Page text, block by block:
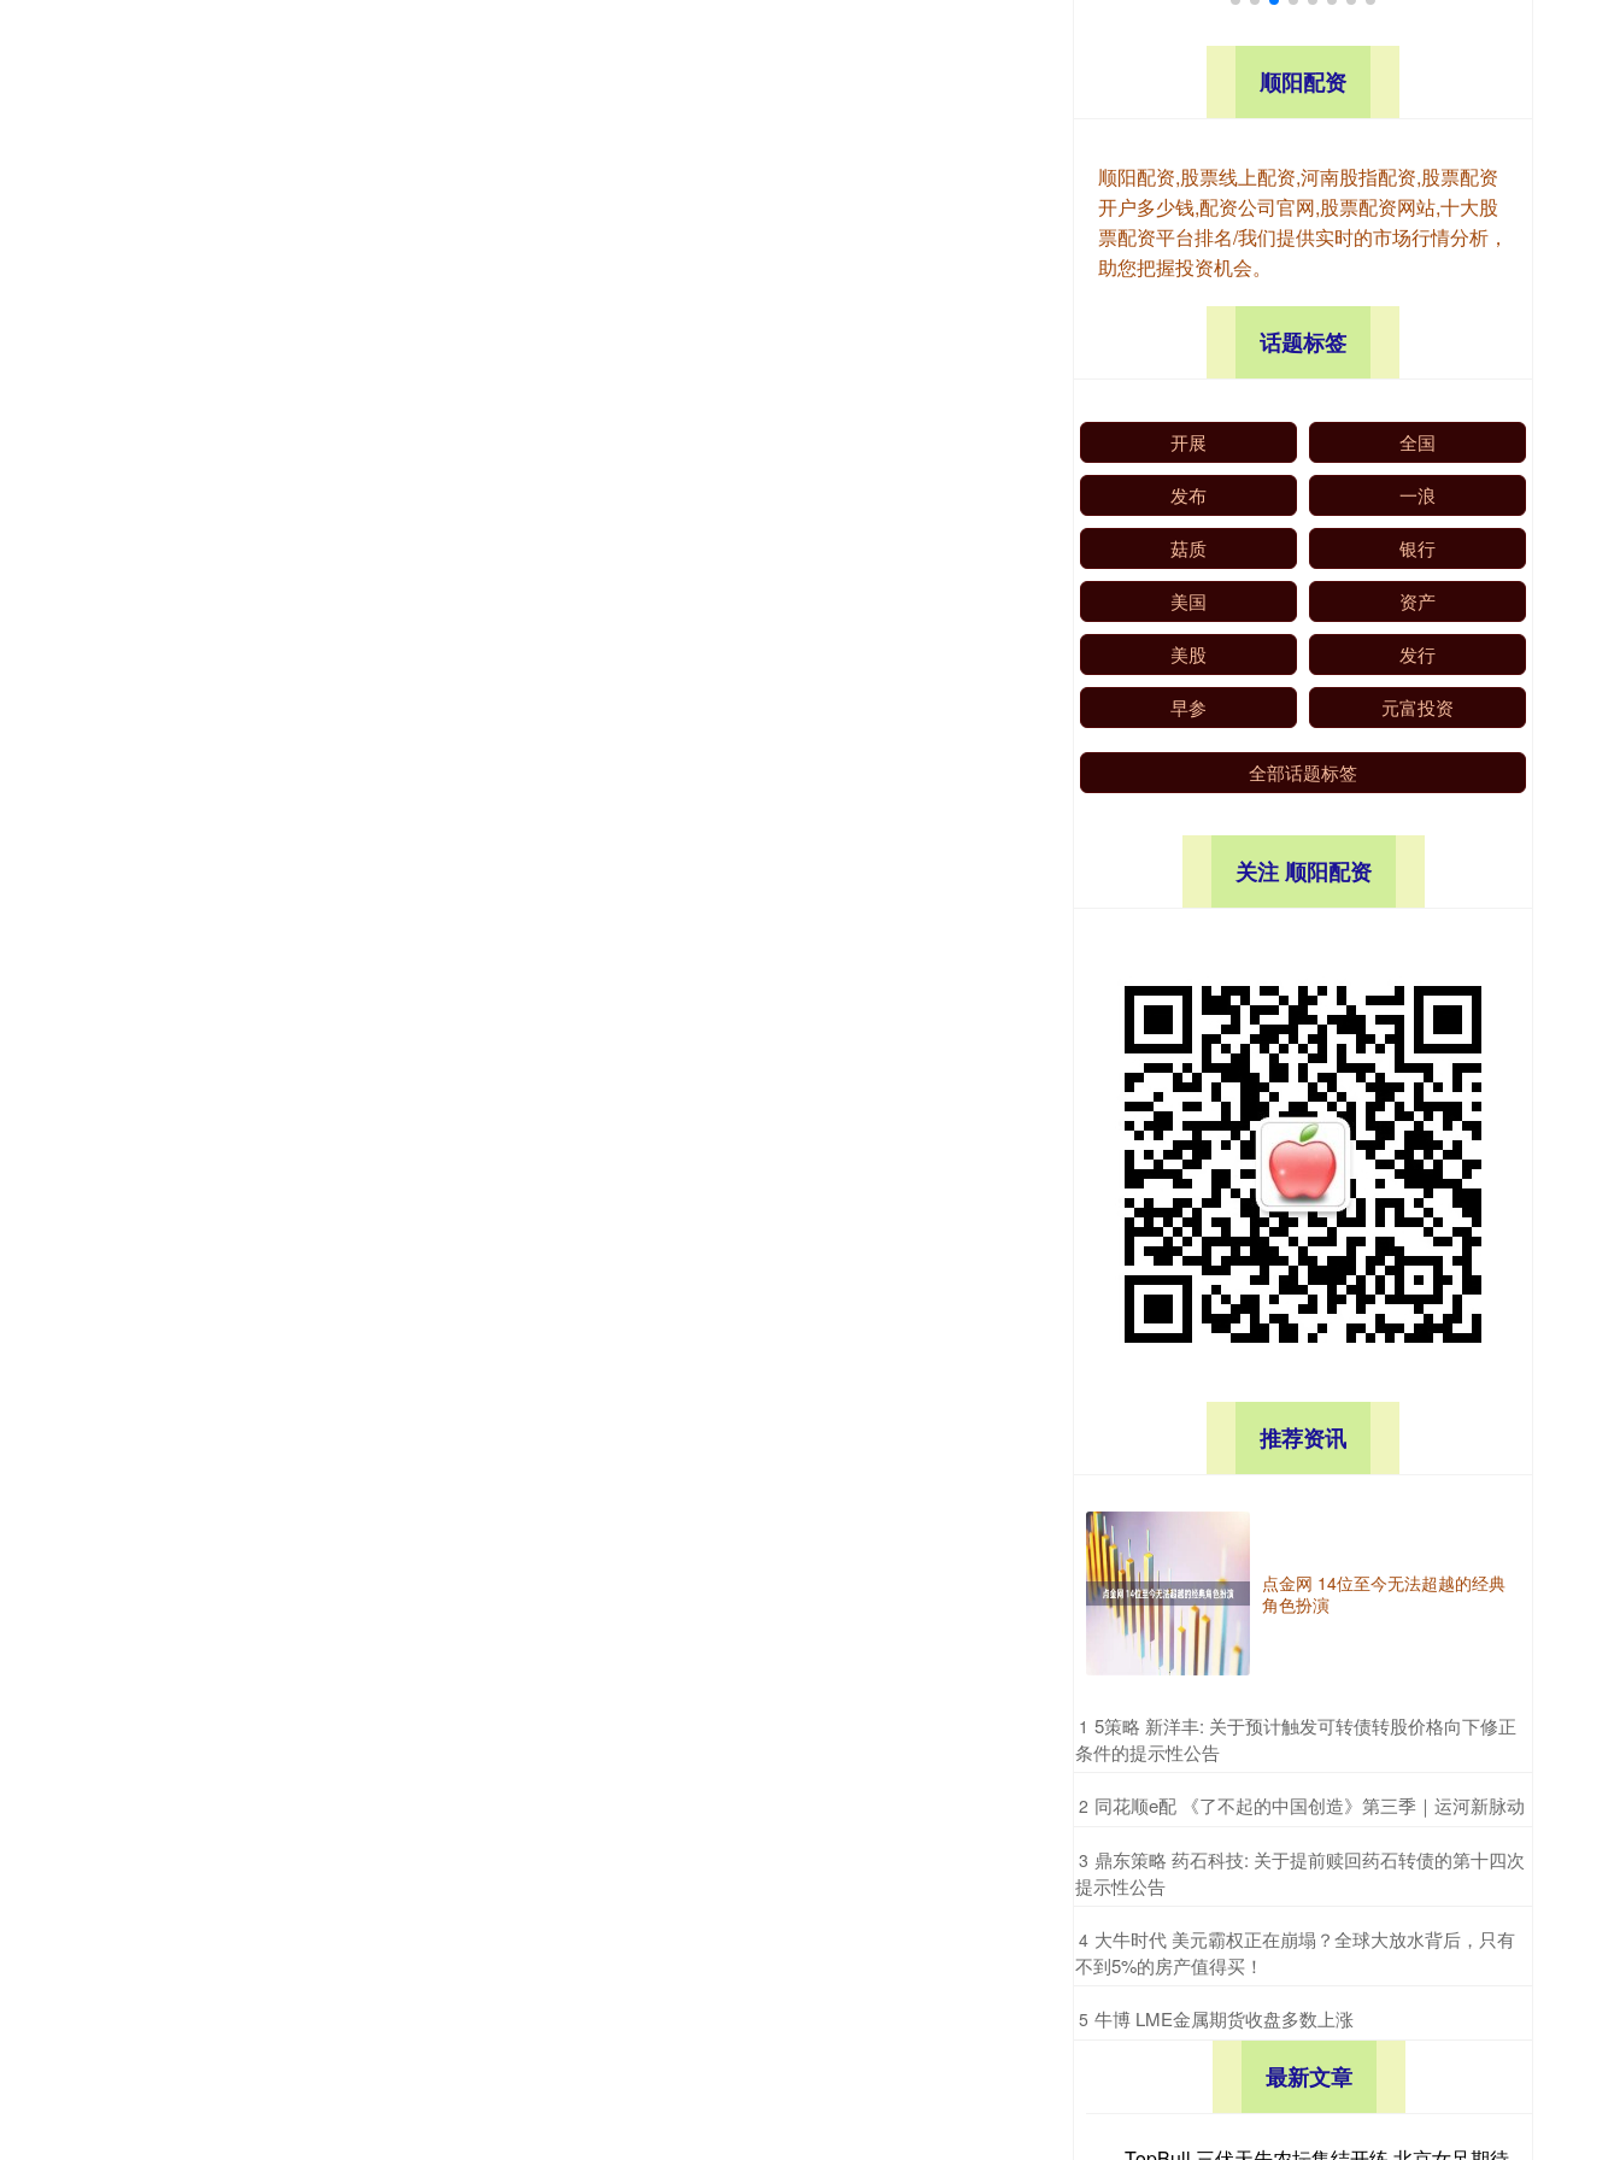
顺阳配资
顺阳配资,股票线上配资,河南股指配资,股票配资
开户多少钱,配资公司官网,股票配资网站,十大股
票配资平台排名/我们提供实时的市场行情分析，
助您把握投资机会。
话题标签
开展 全国
发布 一浪
菇质 银行
美国 资产
美股 发行
早参 元富投资
全部话题标签
关注 顺阳配资
推荐资讯
点金网 14位至今无法超越的经典
角色扮演
1 ​5策略 新洋丰: 关于预计触发可转债转股价格向下修正
条件的提示性公告
2 ​同花顺e配 《了不起的中国创造》第三季｜运河新脉动
3 ​鼎东策略 药石科技: 关于提前赎回药石转债的第十四次
提示性公告
4 ​大牛时代 美元霸权正在崩塌？全球大放水背后，只有
不到5%的房产值得买！
5 ​牛博 LME金属期货收盘多数上涨
最新文章